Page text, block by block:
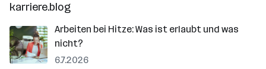
karriere.blog
Arbeiten bei Hitze: Was ist erlaubt und was
nicht?
6.7.2026